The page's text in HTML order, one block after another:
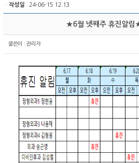
ㆍ 작성일 : 24-06-15 12:13
★6월 넷째주 휴진알림
글쓴이 :관리자